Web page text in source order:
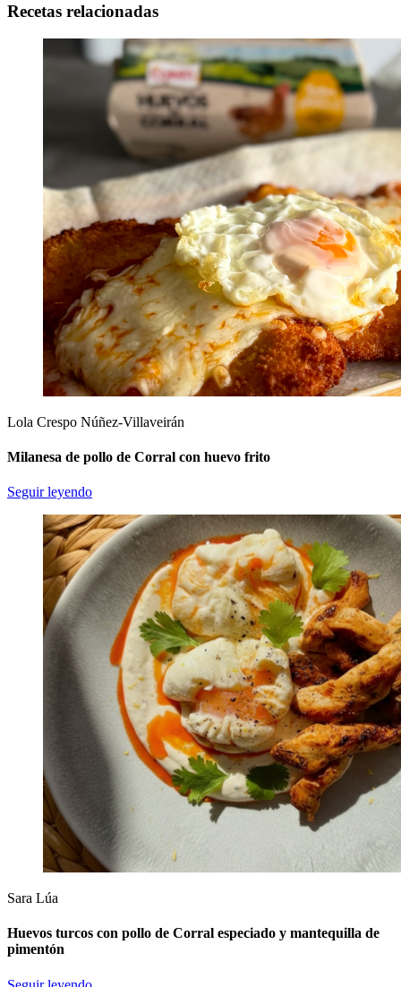
Recetas relacionadas
Lola Crespo Núñez-Villaveirán
Milanesa de pollo de Corral con huevo frito
Seguir leyendo
Sara Lúa
Huevos turcos con pollo de Corral especiado y mantequilla de
pimentón